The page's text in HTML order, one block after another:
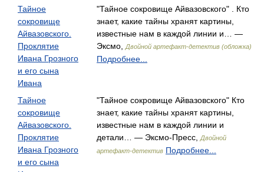
Тайное
сокровище
Айвазовского.
Проклятие
Ивана Грозного
и его сына
Ивана
"Тайное сокровище Айвазовского" . Кто
знает, какие тайны хранят картины,
известные нам в каждой линии и… —
Эксмо,
Двойной артефакт-детектив (обложка)
Подробнее...
Тайное
сокровище
Айвазовского.
Проклятие
Ивана Грозного
и его сына
"Тайное сокровище Айвазовского" Кто
знает, какие тайны хранят картины,
известные нам в каждой линии и
детали… — Эксмо-Пресс,
Двойной
артефакт-детектив Подробнее...